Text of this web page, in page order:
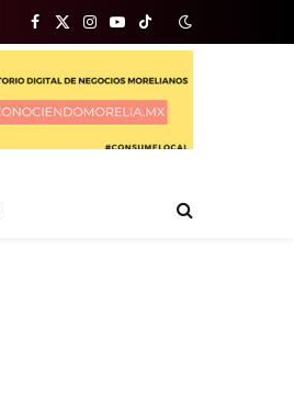
Facebook
X
(Twitter)
Instagram
YouTubeTikTok